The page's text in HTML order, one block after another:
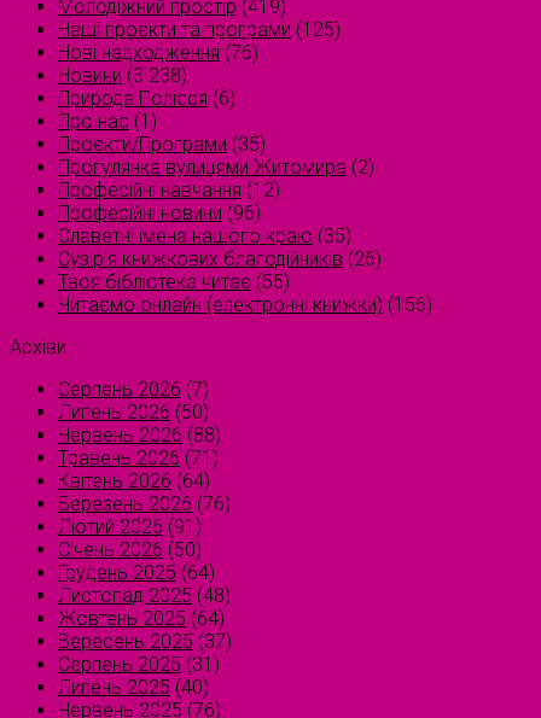
Молодіжний простір (419)
Наші проєкти та програми (125)
Нові надходження (76)
Новини (3 238)
Природа Полісся (6)
Про нас (1)
Проєкти/Програми (35)
Прогулянка вулицями Житомира (2)
Професійні навчання (12)
Професійні новини (96)
Славетні імена нашого краю (35)
Сузірʼя книжкових благодійників (26)
Твоя бібліотека читає (55)
Читаємо онлайн (електронні книжки) (156)
Архіви
Серпень 2026 (7)
Липень 2026 (50)
Червень 2026 (88)
Травень 2026 (71)
Квітень 2026 (64)
Березень 2026 (76)
Лютий 2026 (91)
Січень 2026 (50)
Грудень 2025 (64)
Листопад 2025 (48)
Жовтень 2025 (64)
Вересень 2025 (37)
Серпень 2025 (31)
Липень 2025 (40)
Червень 2025 (76)